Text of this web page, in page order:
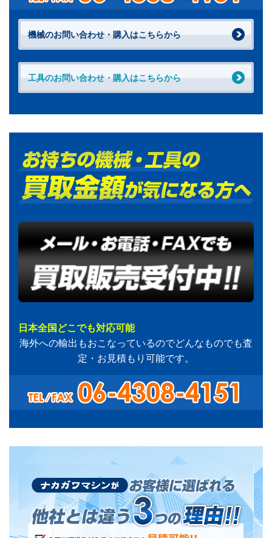
機械のお問い合わせ・購入はこちらから
工具のお問い合わせ・購入はこちらから
日本全国どこでも対応可能
海外への輸出もおこなっているのでどんなものでも査
定・お見積もり可能です。